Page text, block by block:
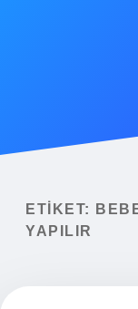
Yasal Uyarı
ETIKET:
YAPILIR